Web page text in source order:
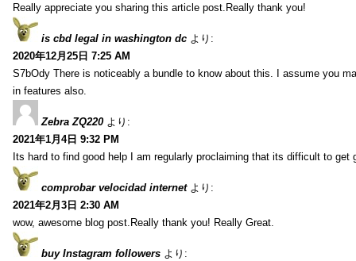
Really appreciate you sharing this article post.Really thank you!
is cbd legal in washington dc より:
2020年12月25日 7:25 AM
S7bOdy There is noticeably a bundle to know about this. I assume you
in features also.
Zebra ZQ220 より:
2021年1月4日 9:32 PM
Its hard to find good help I am regularly proclaiming that its difficult to get
comprobar velocidad internet より:
2021年2月3日 2:30 AM
wow, awesome blog post.Really thank you! Really Great.
buy Instagram followers より: